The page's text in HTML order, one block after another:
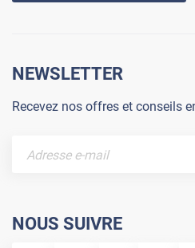
NEWSLETTER
Recevez nos offres et conseils
NOUS SUIVRE